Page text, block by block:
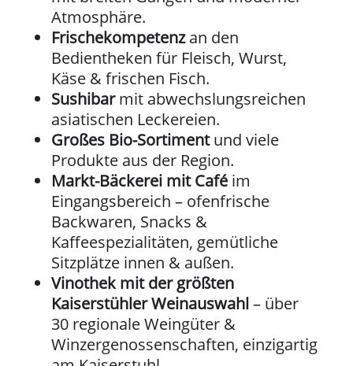
Atmosphäre.
Frischekompetenzan den
Bedientheken für Fleisch, Wurst,
Käse & frischen Fisch.
Sushibarmit abwechslungsreichen
asiatischen Leckereien.
Großes Bio-Sortimentund viele
Produkte aus der Region.
Markt-Bäckerei mit Caféim
Eingangsbereich – ofenfrische
Backwaren, Snacks &
Kaffeespezialitäten, gemütliche
Sitzplätze innen & außen.
Vinothek mit der größten
Kaiserstühler Weinauswahl– über
30 regionale Weingüter &
Winzergenossenschaften, einzigartig